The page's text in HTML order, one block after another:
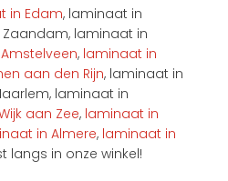
in Edam, laminaat in
laminaat in
, laminaat in
aan den Rijn, laminaat in
laminaat in
aan Zee, laminaat in
in Almere, laminaat in
langs in onze winkel!